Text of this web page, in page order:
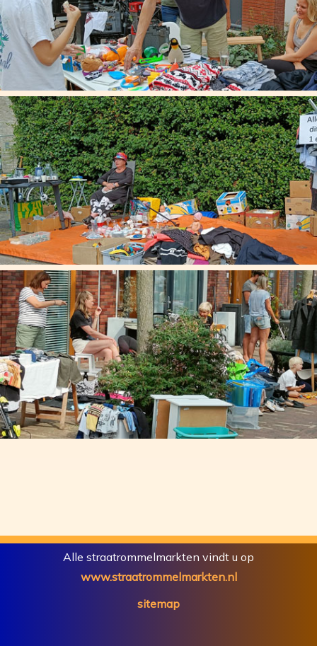
Of stuur een mail naar
havikwegrommelmarkt@gmail.com. een appje sturen
kan ook nar Gabrie van Sebille, tel 06 25106531. We
zien jullie graag op 29 juni.
Informatie
Telefoon0625106531E-mail
havikwegrommelmarkt@gmail.comAdres
Havikweg, Albatrosweg - Alkmaar
Kaart
Alle straatrommelmarkten vindt u op
www.straatrommelmarkten.nl
sitemap